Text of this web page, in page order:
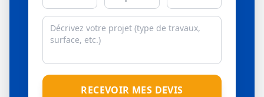
RECEVOIR MES DEVIS